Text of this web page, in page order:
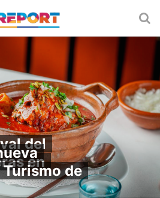
del
en
de